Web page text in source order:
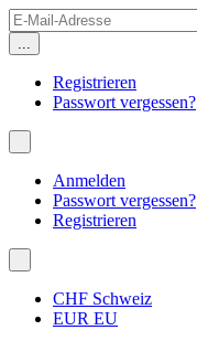
...
Registrieren
Passwort vergessen?
Anmelden
Passwort vergessen?
Registrieren
CHF Schweiz
EUR EU